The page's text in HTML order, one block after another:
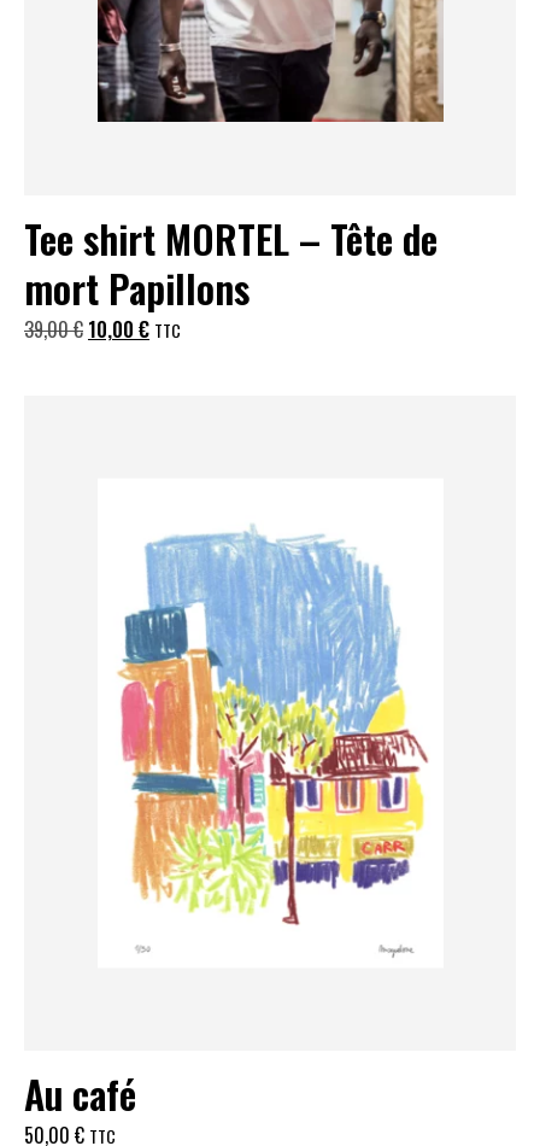
Tee shirt MORTEL – Tête de
mort Papillons
39,00€ Le
10,00 €LeTTC
Au café
50,00 € TTC